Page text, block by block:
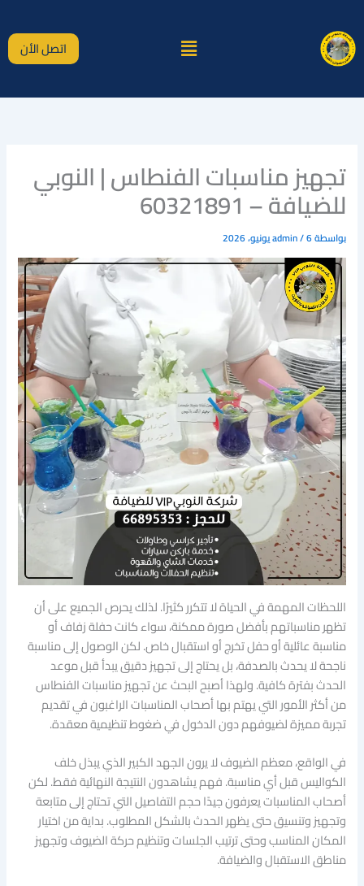
المحتوى
القائمة اتصل الأن
تجهيز مناسبات الفنطاس | النوبي
للضيافة – 60321891
بواسطة admin/6 يونيو، 2026
اللحظات المهمة في الحياة لا تتكرر كثيرًا. لذلك يحرص الجميع على أن
تظهر مناسباتهم بأفضل صورة ممكنة، سواء كانت حفلة زفاف أو
مناسبة عائلية أو حفل تخرج أو استقبال خاص. لكن الوصول إلى مناسبة
ناجحة لا يحدث بالصدفة، بل يحتاج إلى تجهيز دقيق يبدأ قبل موعد
الحدث بفترة كافية. ولهذا أصبح البحث عن تجهيز مناسبات الفنطاس
من أكثر الأمور التي يهتم بها أصحاب المناسبات الراغبون في تقديم
تجربة مميزة لضيوفهم دون الدخول في ضغوط تنظيمية معقدة.
في الواقع، معظم الضيوف لا يرون الجهد الكبير الذي يبذل خلف
الكواليس قبل أي مناسبة. فهم يشاهدون النتيجة النهائية فقط. لكن
أصحاب المناسبات يعرفون جيدًا حجم التفاصيل التي تحتاج إلى متابعة
وتجهيز وتنسيق حتى يظهر الحدث بالشكل المطلوب. بداية من اختيار
المكان المناسب وحتى ترتيب الجلسات وتنظيم حركة الضيوف وتجهيز
مناطق الاستقبال والضيافة.